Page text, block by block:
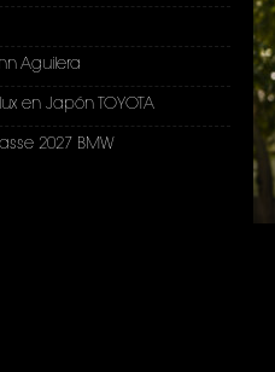
Aguilera
en Japón TOYOTA
2027 BMW